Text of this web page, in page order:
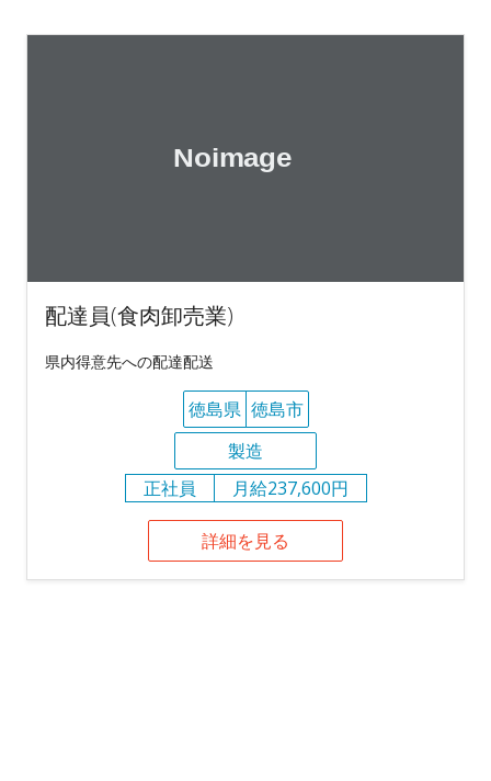
配達員(食肉卸売業)
県内得意先への配達配送
徳島県 徳島市
製造
正社員
月給237,600円
詳細を見る